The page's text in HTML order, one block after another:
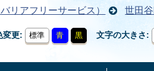
リアフリーサービス） 世田
変更 標準 青 黒 文字の大きさ